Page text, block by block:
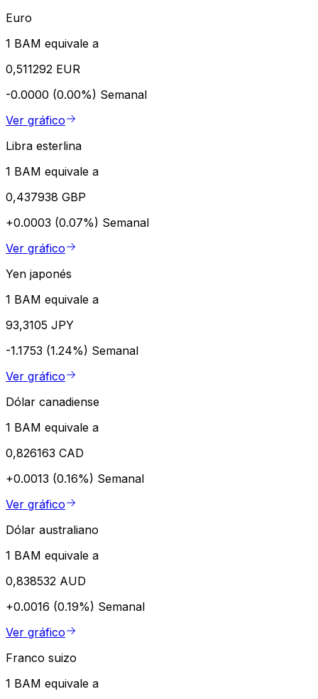
Euro
1 BAM equivale a
0,511292 EUR
-0.0000 (0.00%) Semanal
Ver gráfico
Libra esterlina
1 BAM equivale a
0,437938 GBP
+0.0003 (0.07%) Semanal
Ver gráfico
Yen japonés
1 BAM equivale a
93,3105 JPY
-1.1753 (1.24%) Semanal
Ver gráfico
Dólar canadiense
1 BAM equivale a
0,826163 CAD
+0.0013 (0.16%) Semanal
Ver gráfico
Dólar australiano
1 BAM equivale a
0,838532 AUD
+0.0016 (0.19%) Semanal
Ver gráfico
Franco suizo
1 BAM equivale a